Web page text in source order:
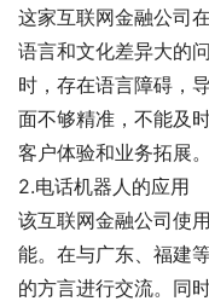
这家互联网金融公司
语言和文化差异大的
时，存在语言障碍，
面不够精准，不能及
客户体验和业务拓展。
2.电话机器人的应用
该互联网金融公司使
能。在与广东、福建
的方言进行交流。同